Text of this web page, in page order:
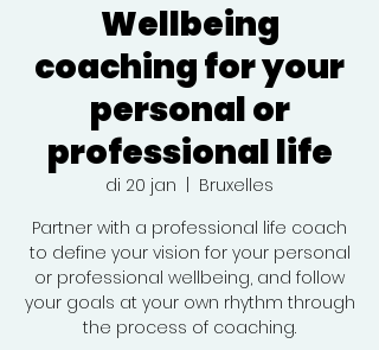
Wellbeing
coaching for your
personal or
professional life
di 20 jan
Bruxelles
Partner with a professional life coach
to define your vision for your personal
or professional wellbeing, and follow
your goals at your own rhythm through
the process of coaching.